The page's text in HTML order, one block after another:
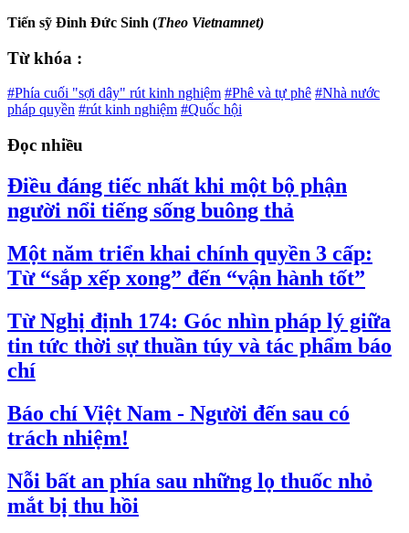
Tiến sỹ Đinh Đức Sinh (Theo Vietnamnet)
Từ khóa :
#Phía cuối "sợi dây" rút kinh nghiệm #Phê và tự phê #Nhà nước
pháp quyền #rút kinh nghiệm #Quốc hội
Đọc nhiều
Điều đáng tiếc nhất khi một bộ phận
người nổi tiếng sống buông thả
Một năm triển khai chính quyền 3 cấp:
Từ “sắp xếp xong” đến “vận hành tốt”
Từ Nghị định 174: Góc nhìn pháp lý giữa
tin tức thời sự thuần túy và tác phẩm báo
chí
Báo chí Việt Nam - Người đến sau có
trách nhiệm!
Nỗi bất an phía sau những lọ thuốc nhỏ
mắt bị thu hồi